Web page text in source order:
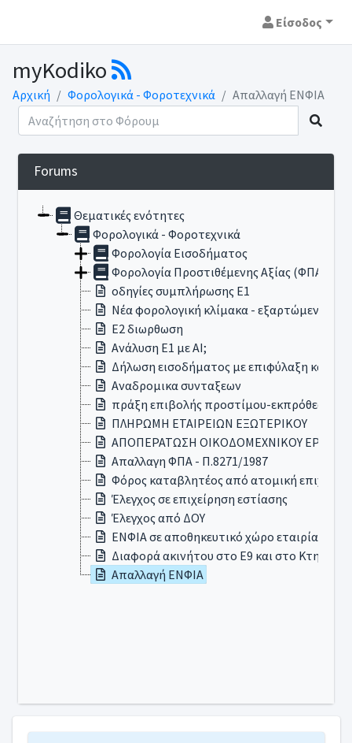
Είσοδος
myKodiko
Αρχική Φορολογικά - Φοροτεχνικά Απαλλαγή ΕΝΦΙΑ
Forums
Θεματικές ενότητες
Φορολογικά - Φοροτεχνικά
Φορολογία Εισοδήματος
Φορολογία Προστιθέμενης Αξίας (ΦΠΑ)
οδηγίες συμπλήρωσης Ε1
Νέα φορολογική κλίμακα - εξαρτώμενα
E2 διωρθωση
Ανάλυση Ε1 με ΑΙ;
Δήλωση εισοδήματος με επιφύλαξη κατά
Αναδρομικα συνταξεων
πράξη επιβολής προστίμου-εκπρόθεσμης
ΠΛΗΡΩΜΗ ΕΤΑΙΡΕΙΩΝ ΕΞΩΤΕΡΙΚΟΥ
ΑΠΟΠΕΡΑΤΩΣΗ ΟΙΚΟΔΟΜΕΧΝΙΚΟΥ ΕΡΓΟΥ
Απαλλαγη ΦΠΑ - Π.8271/1987
Φόρος καταβλητέος από ατομική
Έλεγχος σε επιχείρηση εστίασης
Έλεγχος από ΔΟΥ
ΕΝΦΙΑ σε αποθηκευτικό χώρο εταιρίας ΑΕ
Διαφορά ακινήτου στο Ε9 και στο
Απαλλαγή ΕΝΦΙΑ